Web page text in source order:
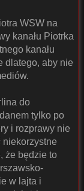
WSW na
kanału Piotrka
kanału
dlatego, aby nie
do
tylko po
i rozprawy nie
niekorzystne
że będzie to
w lajta i